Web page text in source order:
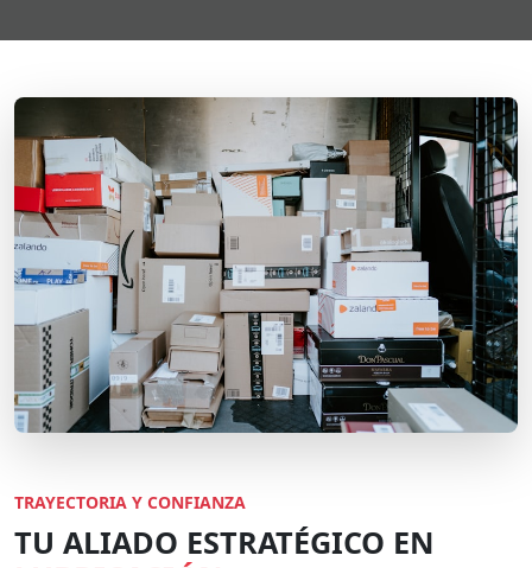
TRAYECTORIA Y CONFIANZA
TU ALIADO ESTRATÉGICO EN